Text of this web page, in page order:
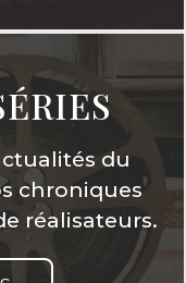
du
chroniques
réalisateurs.